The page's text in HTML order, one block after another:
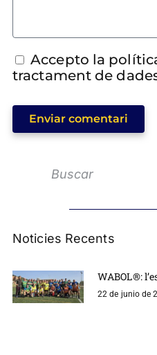
Accepto la
tractament de
Enviar comentari
Noticies Recents
WABOL®:
22 de junio de